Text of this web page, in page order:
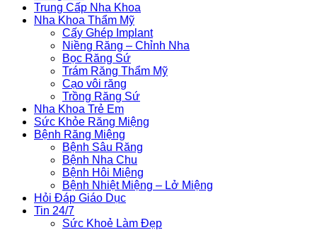
Trung Cấp Nha Khoa
Nha Khoa Thẩm Mỹ
Cấy Ghép Implant
Niềng Răng – Chỉnh Nha
Bọc Răng Sứ
Trám Răng Thẩm Mỹ
Cạo vôi răng
Trồng Răng Sứ
Nha Khoa Trẻ Em
Sức Khỏe Răng Miệng
Bệnh Răng Miệng
Bệnh Sâu Răng
Bệnh Nha Chu
Bệnh Hôi Miệng
Bệnh Nhiệt Miệng – Lở Miệng
Hỏi Đáp Giáo Dục
Tin 24/7
Sức Khoẻ Làm Đẹp